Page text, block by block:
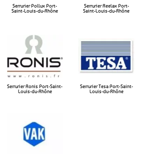
Serrurier Pollux Port-
Saint-Louis-du-Rhône​
Serrurier Reelax Port-
Saint-Louis-du-Rhône​
Serrurier Ronis Port-Saint-
Louis-du-Rhône
Serrurier Tesa Port-Saint-
Louis-du-Rhône